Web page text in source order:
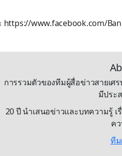
https://www.facebook.com/
การรวมตัวของทีมผู้สื่อข่าวสายเศ
มีประ
20 ปี นำเสนอข่าวและบทความรู้
ค
ที